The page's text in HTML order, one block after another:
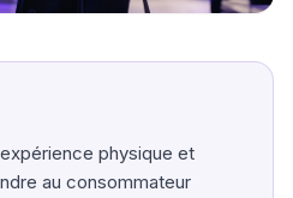
physique et
au consommateur